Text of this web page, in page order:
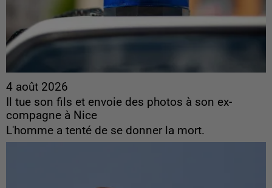
4 août 2026
Il tue son fils et envoie des photos à son ex-
compagne à Nice
L'homme a tenté de se donner la mort.